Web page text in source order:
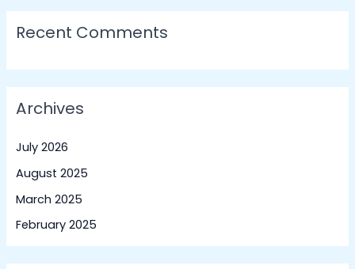
Recent Comments
Archives
July 2026
August 2025
March 2025
February 2025